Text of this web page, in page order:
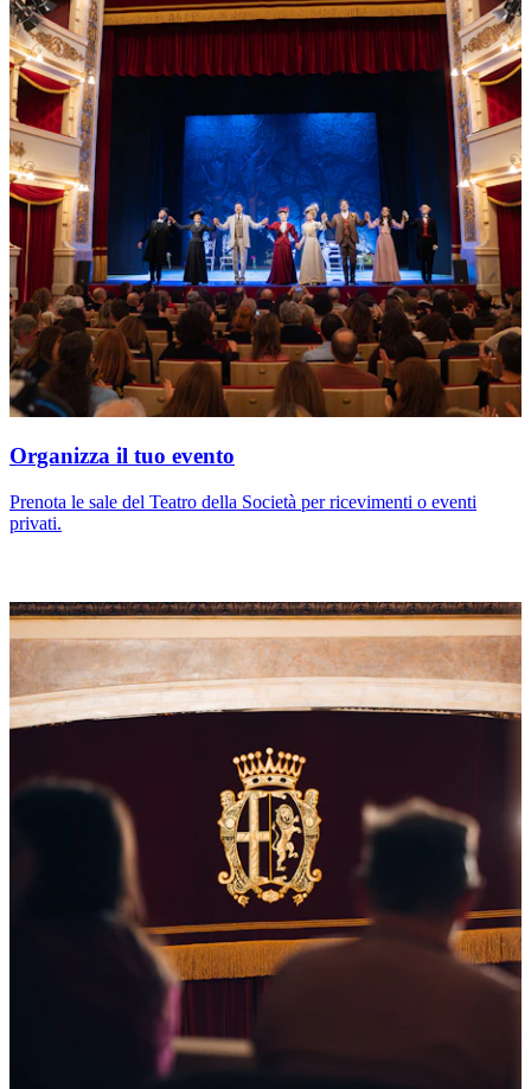
Organizza il tuo evento
Prenota le sale del Teatro della Società per ricevimenti o eventi
privati.